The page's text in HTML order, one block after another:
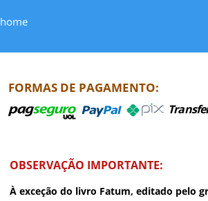
home
FORMAS DE PAGAMENTO:
OBSERVAÇÃO IMPORTANTE:
À exceção do livro Fatum, editado pelo